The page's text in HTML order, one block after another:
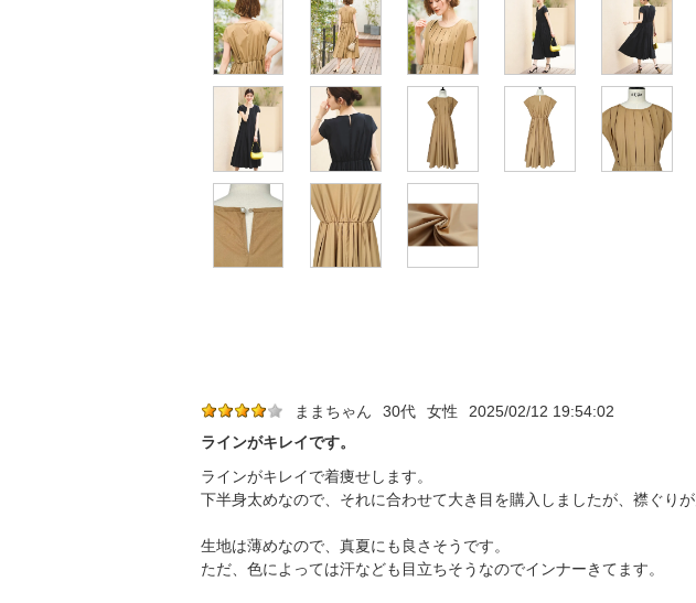
ままちゃん 30代 女性
2025/02/12 19:54:02
ラインがキレイです。
ラインがキレイで着痩せします。
下半身太めなので、それに合わせて大き目を購入しましたが、襟ぐり
生地は薄めなので、真夏にも良さそうです。
ただ、色によっては汗なども目立ちそうなのでインナーきてます。